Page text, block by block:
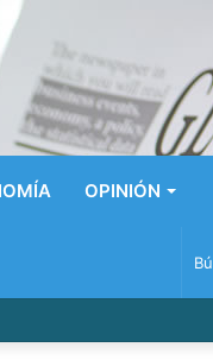
OPINIÓN
Dominicana